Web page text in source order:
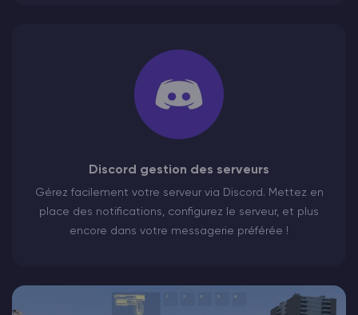
Discord gestion des serveurs
Gérez facilement votre serveur via Discord. Mettez en
place des notifications, configurez le serveur, et plus
encore dans votre messagerie préférée !